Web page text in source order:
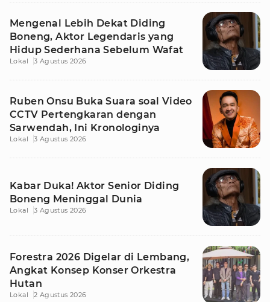
Mengenal Lebih Dekat Diding
Boneng, Aktor Legendaris yang
Hidup Sederhana Sebelum Wafat
Lokal 3 Agustus 2026
Ruben Onsu Buka Suara soal Video
CCTV Pertengkaran dengan
Sarwendah, Ini Kronologinya
Lokal 3 Agustus 2026
Kabar Duka! Aktor Senior Diding
Boneng Meninggal Dunia
Lokal 3 Agustus 2026
Forestra 2026 Digelar di Lembang,
Angkat Konsep Konser Orkestra
Hutan
Lokal 2 Agustus 2026